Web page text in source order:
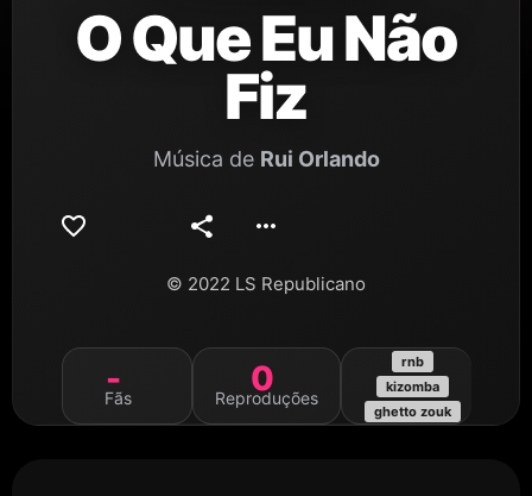
O Que Eu Não
Fiz
Música de Rui Orlando
© 2022 LS Republicano
-
Fãs 0
Reproduções
rnb
kizomba
ghetto zouk